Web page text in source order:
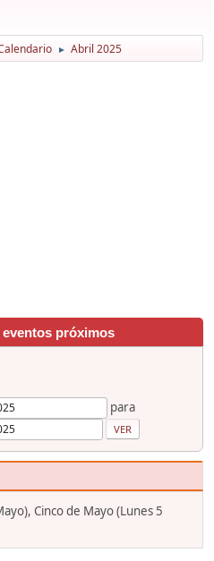
► Abril 2025
próximos
para
Cinco de Mayo (Lunes 5